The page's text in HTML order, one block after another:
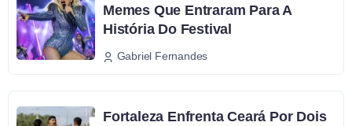
Memes Que Entraram Para A
História Do Festival
Gabriel Fernandes
Fortaleza Enfrenta Ceará Por Dois